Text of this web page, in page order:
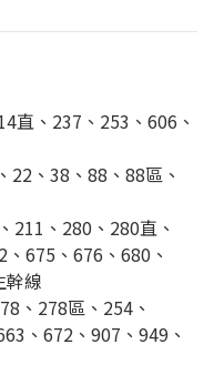
直、237、253、606、
22、38、88、88區、
211、280、280直、
675、676、680、
幹線
、278區、254、
、672、907、949、